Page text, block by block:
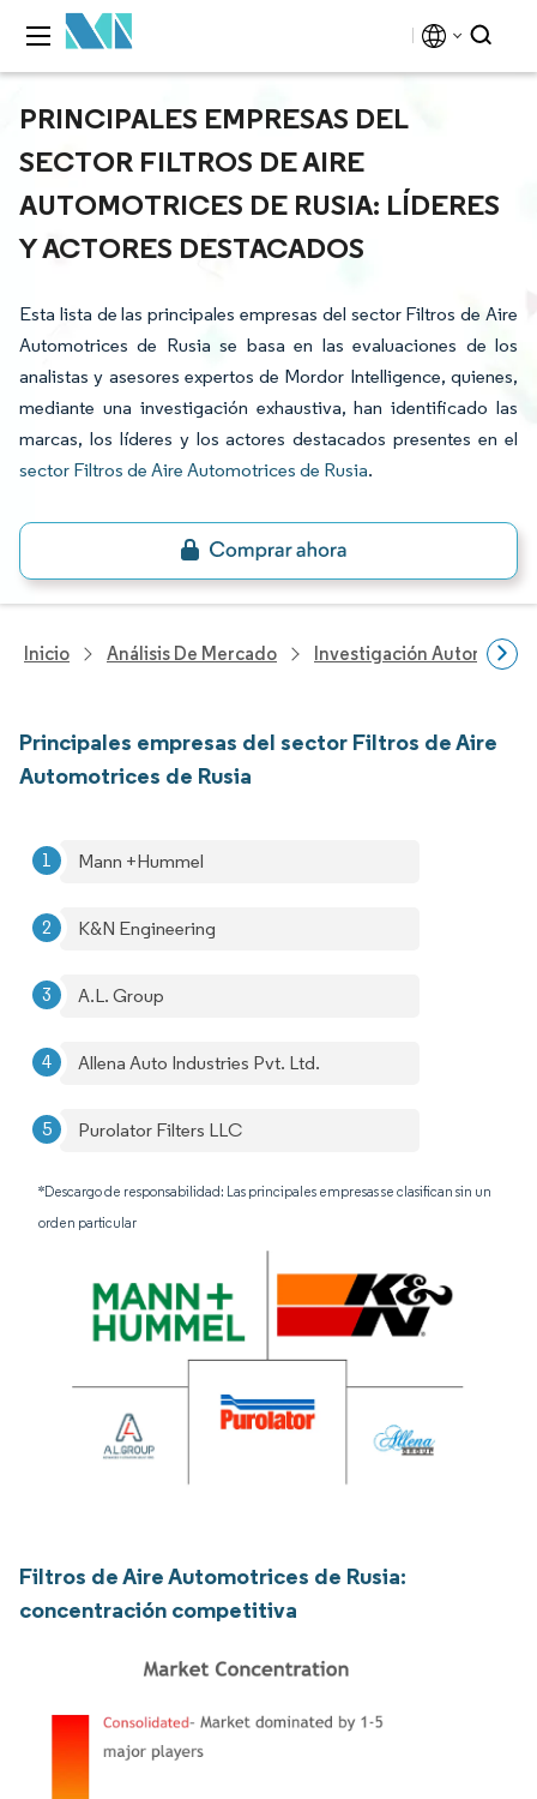
PRINCIPALES EMPRESAS DEL
SECTOR FILTROS DE AIRE
AUTOMOTRICES DE RUSIA: LÍDERES
Y ACTORES DESTACADOS
Esta lista de las principales empresas del sector Filtros de Aire
Automotrices de Rusia se basa en las evaluaciones de los
analistas y asesores expertos de Mordor Intelligence, quienes,
mediante una investigación exhaustiva, han identificado las
marcas, los líderes y los actores destacados presentes en el
sector Filtros de Aire Automotrices de Rusia.
Inicio Análisis De Mercado Investigación Automotriz
Principales empresas del sector Filtros de Aire
Automotrices de Rusia
Mann +Hummel
K&N Engineering
A.L. Group
Allena Auto Industries Pvt. Ltd.
Purolator Filters LLC
*Descargo de responsabilidad: Las principales empresas se clasifican sin un
orden particular
Filtros de Aire Automotrices de Rusia:
concentración competitiva